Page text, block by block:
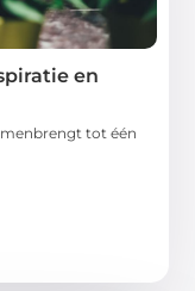
en
tot één